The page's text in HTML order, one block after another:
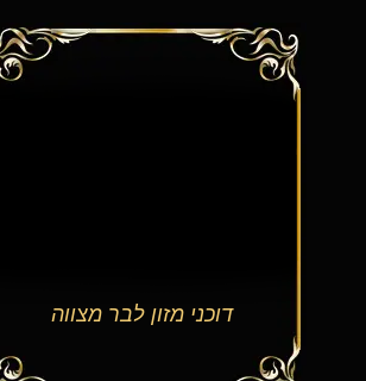
דוכני מזון לבר מצווה